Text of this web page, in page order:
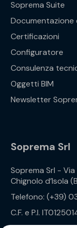
Soprema Suite
Documentazione
Certificazioni
Configuratore
Consulenza
Oggetti BIM
Newsletter
Soprema Srl
Soprema Srl -
Chignolo d’Isola
Telefono: (+39)
C.F. e P.I.